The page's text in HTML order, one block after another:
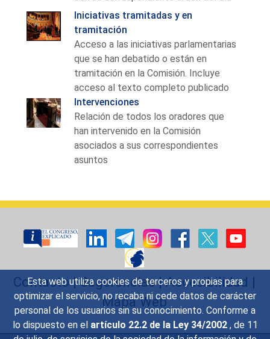
Esta web utiliza cookies de terceros y propias para
optimizar el servicio, no recaba ni cede datos de carácter
personal de los usuarios sin su conocimiento. Conforme a
lo dispuesto en el artículo 22.2 de la Ley 34/2002 , de 11
Iniciativas tramitadas y en
tramitación
Acceso a las iniciativas parlamentarias
que se han debatido o están en
tramitación en la Comisión. Incluye
acceso al texto completo publicado
Intervenciones
Relación de todos los oradores que
han intervenido en la Comisión
asociados a sus correspondientes
asuntos
Contacto|Sugerencias|Accesibilidad |
Mapa Web